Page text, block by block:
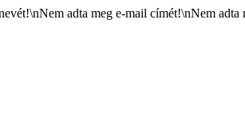
adta meg e-mail címét!\nNem